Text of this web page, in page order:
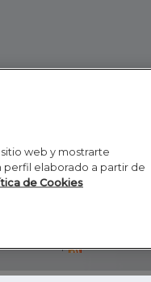
Inicio RSS
web y mostrarte
perfil elaborado a partir de
de Cookies